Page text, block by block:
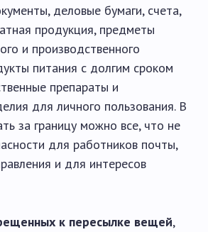
деловые бумаги, счета,
продукция, предметы
и производственного
питания с долгим сроком
препараты и
для личного пользования. В
за границу можно все, что не
для работников почты,
и для интересов
к пересылке вещей,